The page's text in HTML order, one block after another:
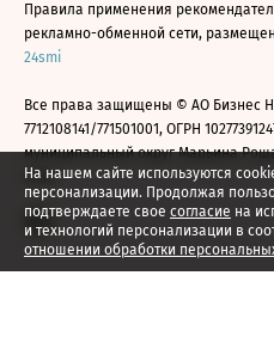
На нашем сайте используются
персонализации. Продолжая
подтверждаете свое согласие на
и технологий персонализации в
отношении обработки
Правила применения
рекламно-обменной сети,
24smi
Все права защищены © АО Бизнес
7712108141/771501001, ОГРН
муниципальный округ Марьина
2026